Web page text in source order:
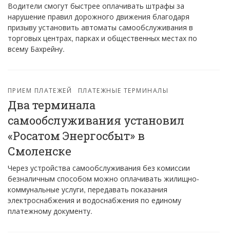
Водители смогут быстрее оплачивать штрафы за
нарушение правил дорожного движения благодаря
призыву установить автоматы самообслуживания в
торговых центрах, парках и общественных местах по
всему Бахрейну.
ПРИЕМ ПЛАТЕЖЕЙ ПЛАТЕЖНЫЕ ТЕРМИНАЛЫ
Два терминала
самообслуживания установил
«Росатом Энергосбыт» в
Смоленске
Через устройства самообслуживания без комиссии
безналичным способом можно оплачивать жилищно-
коммунальные услуги, передавать показания
электроснабжения и водоснабжения по единому
платежному документу.